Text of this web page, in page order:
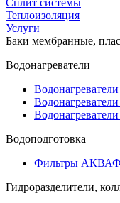
Теплоизоляция
Услуги
Баки мембранные,
Водонагреватели
Водоподготовка
Фильтры
Гидроразделители,